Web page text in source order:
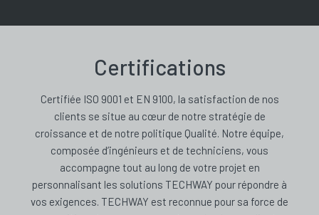
Certifications
Certifiée ISO 9001 et EN 9100, la satisfaction de nos
clients se situe au cœur de notre stratégie de
croissance et de notre politique Qualité. Notre équipe,
composée d’ingénieurs et de techniciens, vous
accompagne tout au long de votre projet en
personnalisant les solutions TECHWAY pour répondre à
vos exigences. TECHWAY est reconnue pour sa force de